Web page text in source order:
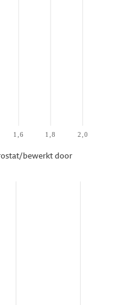
bewerkt door